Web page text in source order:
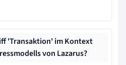
'Transaktion' im Kontext
von Lazarus?